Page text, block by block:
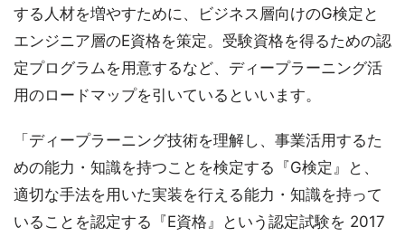
する人材を増やすために、ビジネス層向けのG検定と
エンジニア層のE資格を策定。受験資格を得るための認
定プログラムを用意するなど、ディープラーニング活
用のロードマップを引いているといいます。
「ディープラーニング技術を理解し、事業活用するた
めの能力・知識を持つことを検定する『G検定』と、
適切な手法を用いた実装を行える能力・知識を持って
いることを認定する『E資格』という認定試験を 2017